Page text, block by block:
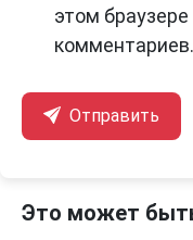
этом
комментариев.
Отправить
Это может